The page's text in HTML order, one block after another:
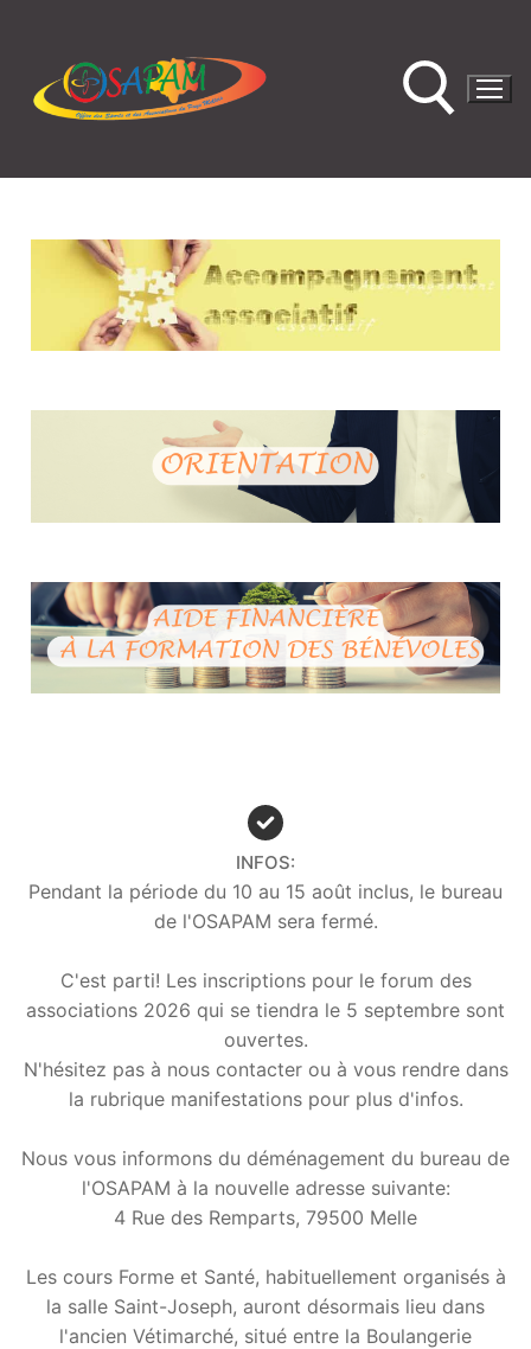
INFOS:
Pendant la période du 10 au 15 août inclus, le bureau
de l'OSAPAM sera fermé.
C'est parti! Les inscriptions pour le forum des
associations 2026 qui se tiendra le 5 septembre sont
ouvertes.
N'hésitez pas à nous contacter ou à vous rendre dans
la rubrique manifestations pour plus d'infos.
Nous vous informons du déménagement du bureau de
l'OSAPAM à la nouvelle adresse suivante:
4 Rue des Remparts, 79500 Melle
Les cours Forme et Santé, habituellement organisés à
la salle Saint-Joseph, auront désormais lieu dans
l'ancien Vétimarché, situé entre la Boulangerie